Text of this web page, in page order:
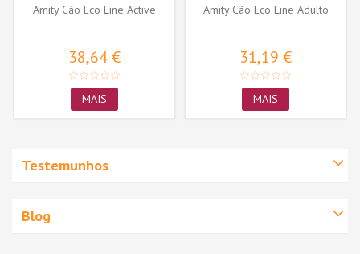
Amity Cão Eco Line Active
38,64 €
MAIS
Amity Cão Eco Line Adulto
31,19 €
MAIS
Testemunhos
Blog